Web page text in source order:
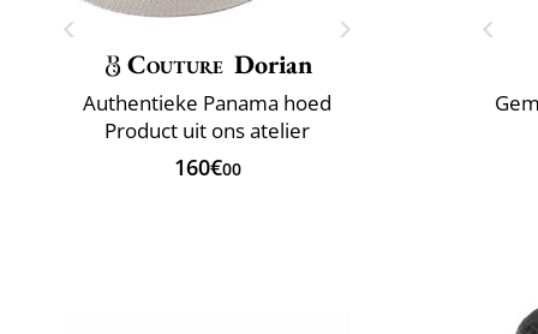
Couture Dorian
Authentieke Panama hoed
Product uit ons atelier
160€00